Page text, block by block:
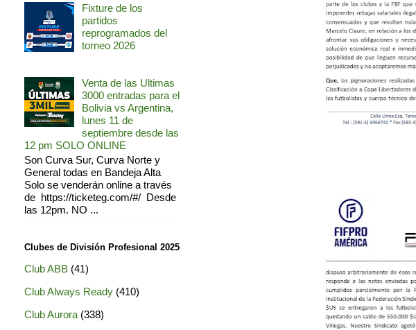
Fixture de los
partidos
reprogramados del
torneo 2026
Venta de las Ultimas
3000 entradas para el
Bolivia vs Argentina,
lunes 11 de
septiembre desde las
12 pm SOLO ONLINE
Son Curva Sur, Curva Norte y
General todas en Bandeja Alta
Solo se venderán online a través
de https://ticketeg.com/#/ Desde
las 12pm. NO ...
Clubes de División Profesional 2025
Club ABB (41)
Club Always Ready (410)
Club Aurora (338)